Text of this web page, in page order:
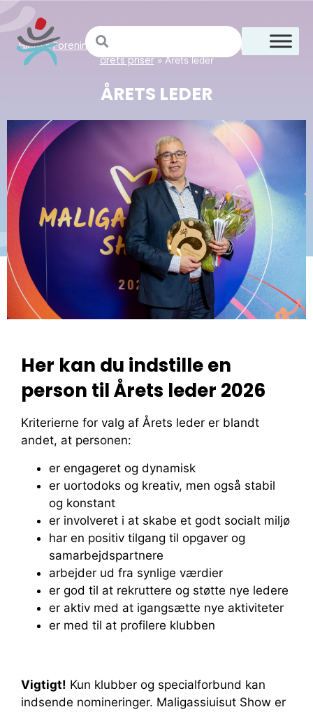
Hjem»Foreningsguiden
Indstilling til
årets priser»Årets leder
ÅRETS LEDER
Her kan du indstille en
person til Årets leder 2026
Kriterierne for valg af Årets leder er blandt
andet, at personen:
er engageret og dynamisk
er uortodoks og kreativ, men også stabil
og konstant
er involveret i at skabe et godt socialt miljø
har en positiv tilgang til opgaver og
samarbejdspartnere
arbejder ud fra synlige værdier
er god til at rekruttere og støtte nye ledere
er aktiv med at igangsætte nye aktiviteter
er med til at profilere klubben
Vigtigt! Kun klubber og specialforbund kan
indsende nomineringer. Maligassiuisut Show er